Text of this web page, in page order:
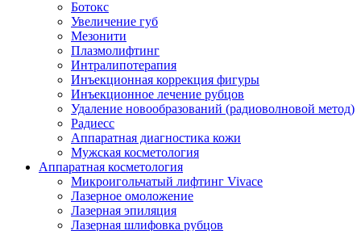
Ботокс
Увеличение губ
Мезонити
Плазмолифтинг
Интралипотерапия
Инъекционная коррекция фигуры
Инъекционное лечение рубцов
Удаление новообразований (радиоволновой метод)
Радиесс
Аппаратная диагностика кожи
Мужская косметология
Аппаратная косметология
Микроигольчатый лифтинг Vivace
Лазерное омоложение
Лазерная эпиляция
Лазерная шлифовка рубцов